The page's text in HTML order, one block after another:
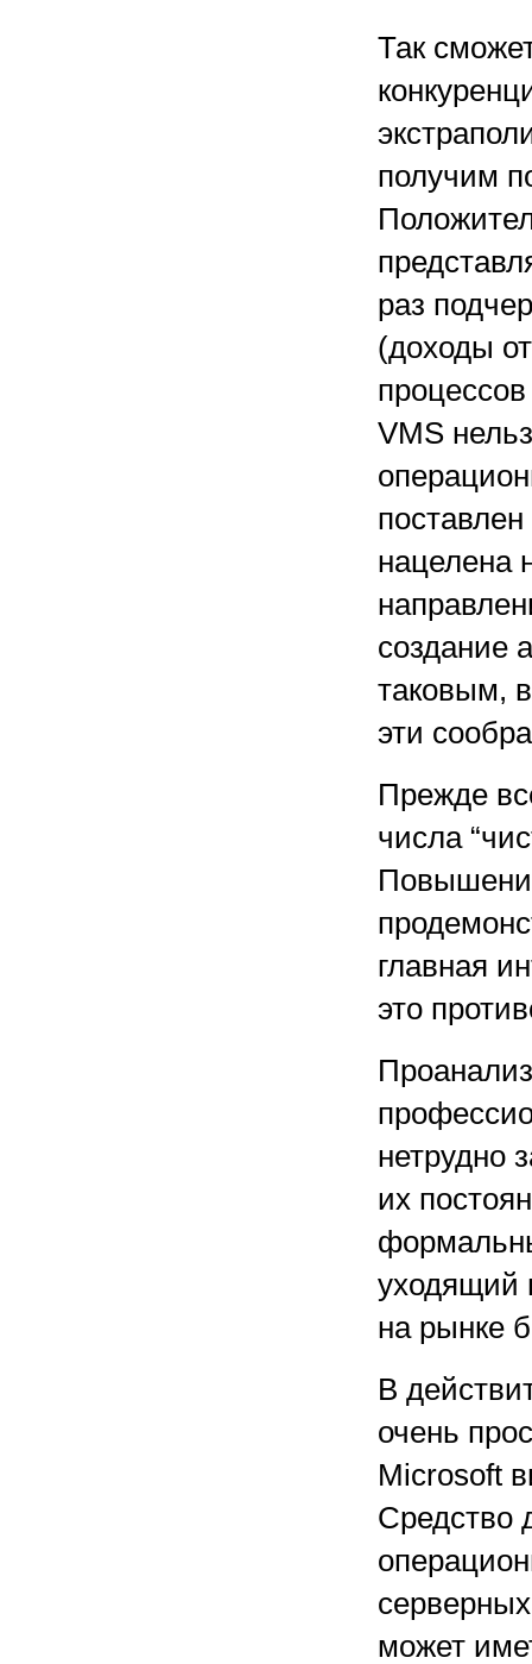
Так
получим
раз
(доходы
VMS
поставлен
нацелена
создание
таковым,
эти
Прежде
числа
главная
это
нетрудно
их
уходящий
на рынке
В
очень
Microsoft
Средство
может